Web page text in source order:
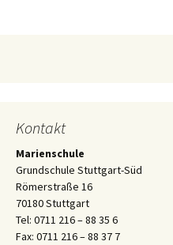
Kontakt
Marienschule
Grundschule Stuttgart-Süd
Römerstraße 16
70180 Stuttgart
Tel: 0711 216 – 88 35 6
Fax: 0711 216 – 88 37 7